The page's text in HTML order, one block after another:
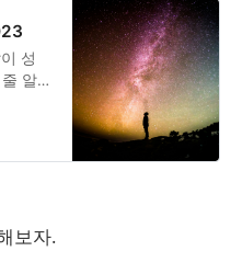
성
알
3배
면,
움이
보자.